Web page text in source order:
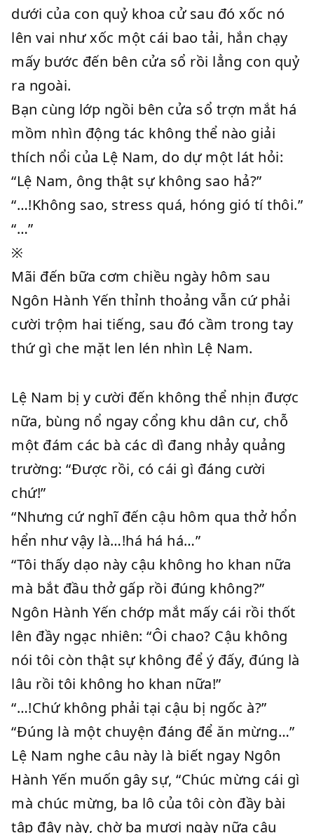
dưới của con quỷ khoa cử sau đó xốc nó
lên vai như xốc một cái bao tải, hắn chạy
mấy bước đến bên cửa sổ rồi lẳng con quỷ
ra ngoài.
Bạn cùng lớp ngồi bên cửa sổ trợn mắt há
mồm nhìn động tác không thể nào giải
thích nổi của Lệ Nam, do dự một lát hỏi:
“Lệ Nam, ông thật sự không sao hả?”
“…!Không sao, stress quá, hóng gió tí thôi.”
“…”
※
Mãi đến bữa cơm chiều ngày hôm sau
Ngôn Hành Yến thỉnh thoảng vẫn cứ phải
cười trộm hai tiếng, sau đó cầm trong tay
thứ gì che mặt len lén nhìn Lệ Nam.
Lệ Nam bị y cười đến không thể nhịn được
nữa, bùng nổ ngay cổng khu dân cư, chỗ
một đám các bà các dì đang nhảy quảng
trường: “Được rồi, có cái gì đáng cười
chứ!”
“Nhưng cứ nghĩ đến cậu hôm qua thở hổn
hển như vậy là…!há há há…”
“Tôi thấy dạo này cậu không ho khan nữa
mà bắt đầu thở gấp rồi đúng không?”
Ngôn Hành Yến chớp mắt mấy cái rồi thốt
lên đầy ngạc nhiên: “Ôi chao? Cậu không
nói tôi còn thật sự không để ý đấy, đúng là
lâu rồi tôi không ho khan nữa!”
“…!Chứ không phải tại cậu bị ngốc à?”
“Đúng là một chuyện đáng để ăn mừng…”
Lệ Nam nghe câu này là biết ngay Ngôn
Hành Yến muốn gây sự, “Chúc mừng cái gì
mà chúc mừng, ba lô của tôi còn đầy bài
tập đây này, chờ ba mươi ngày nữa cậu